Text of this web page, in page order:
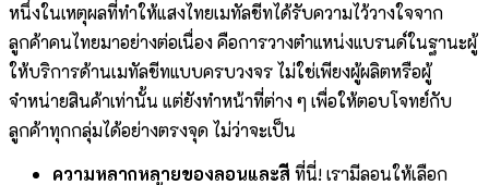
หนึ่งในเหตุผลที่ทำให้แสงไทยเมทัลชีทได้รับความไว้วางใจจาก
ลูกค้าคนไทยมาอย่างต่อเนื่อง คือการวางตำแหน่งแบรนด์ในฐานะผู้
ให้บริการด้านเมทัลชีทแบบครบวงจร ไม่ใช่เพียงผู้ผลิตหรือผู้
จำหน่ายสินค้าเท่านั้น แต่ยังทำหน้าที่ต่าง ๆ เพื่อให้ตอบโจทย์กับ
ลูกค้าทุกกลุ่มได้อย่างตรงจุด ไม่ว่าจะเป็น
ความหลากหลายของลอนและสี ที่นี่! เรามีลอนให้เลือก